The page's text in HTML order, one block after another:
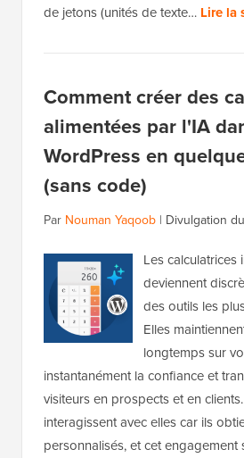
de jetons (unités de texte… Lire la
Comment créer des
alimentées par l'IA
WordPress en
(sans code)
Par Nouman Yaqoob | Divulgation
Les calculatrices
deviennent
des outils les
Elles
longtemps sur
instantanément la confiance et
visiteurs en prospects et en
interagissent avec elles car ils
personnalisés, et cet